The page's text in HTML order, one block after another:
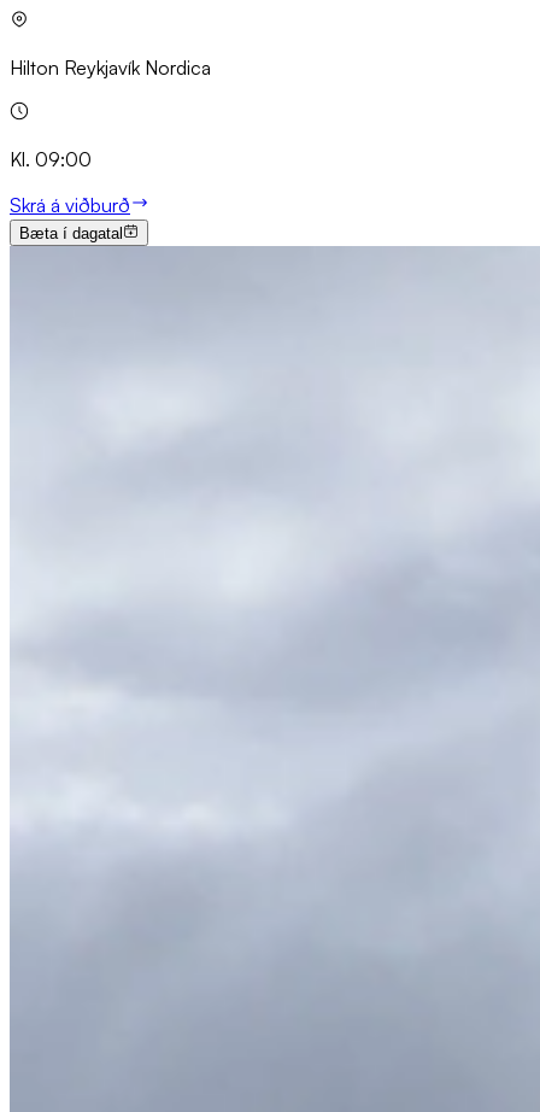
Hilton Reykjavík Nordica
Kl. 09:00
Skrá á viðburð
Bæta í dagatal